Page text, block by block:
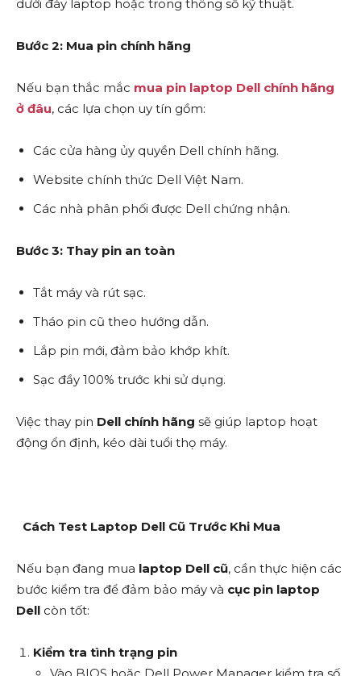
dưới đáy laptop hoặc trong thông số kỹ thuật.
Bước 2: Mua pin chính hãng
Nếu bạn thắc mắc mua pin laptop Dell chính hãng
ở đâu, các lựa chọn uy tín gồm:
Các cửa hàng ủy quyền Dell chính hãng.
Website chính thức Dell Việt Nam.
Các nhà phân phối được Dell chứng nhận.
Bước 3: Thay pin an toàn
Tắt máy và rút sạc.
Tháo pin cũ theo hướng dẫn.
Lắp pin mới, đảm bảo khớp khít.
Sạc đầy 100% trước khi sử dụng.
Việc thay pin Dell chính hãng sẽ giúp laptop hoạt
động ổn định, kéo dài tuổi thọ máy.
Cách Test Laptop Dell Cũ Trước Khi Mua
Nếu bạn đang mua laptop Dell cũ, cần thực hiện các
bước kiểm tra để đảm bảo máy và cục pin laptop
Dell còn tốt:
Kiểm tra tình trạng pin